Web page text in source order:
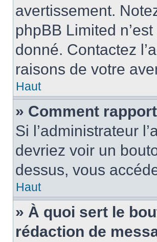
avertissement.
phpBB Limited
donné. Contactez
raisons de votre
Haut
» Comment
Si l’administrateur
devriez voir un
dessus, vous
Haut
» À quoi sert le
rédaction de